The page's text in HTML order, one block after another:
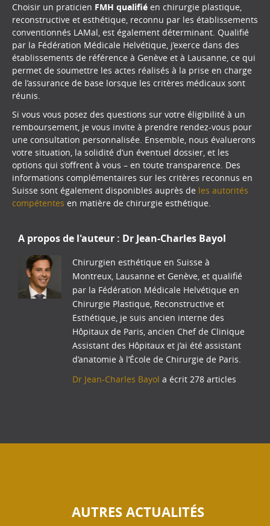
Choisir un praticien FMH qualifié en chirurgie plastique,
reconstructive et esthétique, reconnu par les établissements
conventionnés LAMal, est également déterminant. Qualifié
par la Fédération Médicale Helvétique, j’exerce dans des
établissements de référence à Genève et à Lausanne, ce qui
permet de soumettre les actes réalisés à la prise en charge
de l’assurance de base lorsque les critères médicaux sont
réunis.
Si vous vous posez des questions sur votre éligibilité à un
remboursement, je vous invite à prendre rendez-vous pour
une consultation personnalisée. Ensemble, nous évaluerons
votre situation, la solidité d’un éventuel dossier, et les
options qui s’offrent à vous – en toute transparence. Des
informations complémentaires sur les critères reconnus en
Suisse sont également disponibles auprès de les autorités
compétentes en matière de chirurgie esthétique.
A propos de l'auteur : Dr Jean-Charles Bayol
Chirurgien esthétique en Suisse à
Montreux, Lausanne et Genève, et qualifié
par la Fédération Médicale Helvétique en
Chirurgie Plastique, Reconstructive et
Esthétique, je suis ancien interne des
Hôpitaux de Paris, ancien Chef de Clinique
Assistant des Hôpitaux et j’ai été assistant
d’anatomie à l’École de Chirurgie de Paris.
Dr Jean-Charles Bayol a écrit 278 articles
AUTRES ACTUALITÉS